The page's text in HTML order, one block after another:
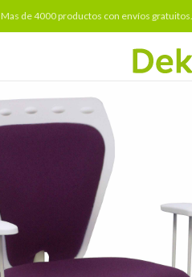
Mas de 4000 productos con envíos gratuitos.